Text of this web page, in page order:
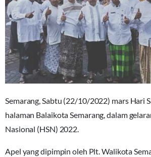
Semarang, Sabtu (22/10/2022) mars Hari
halaman Balaikota Semarang, dalam
Nasional (HSN) 2022.
Apel yang dipimpin oleh Plt. Walikota